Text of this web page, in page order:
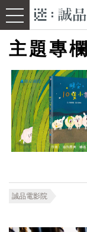
主題專欄
誠品電影院